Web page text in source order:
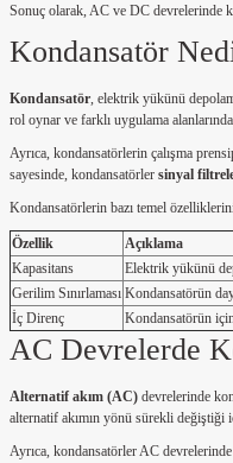
Sonuç olarak, AC ve DC devrelerinde
Kondansatör
Kondansatör, elektrik yükünü
rol oynar ve farklı uygulama
Ayrıca, kondansatörlerin çalışma
sayesinde, kondansatörler sinyal
Kondansatörlerin bazı temel
Özellik
Açıklama
Kapasitans
Elektrik yükünü
Gerilim Sınırlaması Kondansatörün
İç Direnç
Kondansatörün
AC Devrelerde
Alternatif akım (AC) devrelerinde
alternatif akımın yönü sürekli değiştiği
Ayrıca, kondansatörler AC devrelerinde